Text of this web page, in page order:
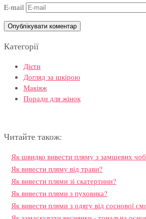
E-mail
Категорії
Дієти
Догляд за шкірою
Макіяж
Поради для жінок
Читайте також:
Як швидко вивести пляму з замшевих
Як вивести пляму від трави?
Як вивести плями зі скатертини?
Як вивести плями з пуховика?
Як вивести плями з одягу від соснової